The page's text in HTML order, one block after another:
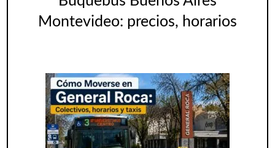
Montevideo: precios, horarios